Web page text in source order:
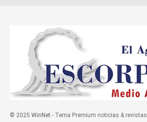
© 2025 WinNet - Tema Premium noticias & revistas